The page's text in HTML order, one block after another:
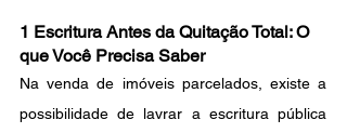
1 Escritura Antes da Quitação Total: O
que Você Precisa Saber
Na venda de imóveis parcelados, existe a
possibilidade de lavrar a escritura pública